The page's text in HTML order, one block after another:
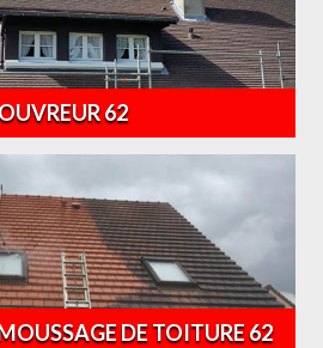
62
DE TOITURE 62